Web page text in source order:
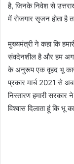
है, जिनके निवेश से
में रोजगार सृजन होता है
मुख्यमंत्री ने कहा कि
संवदेनशील है और हम अगले
के अनुरूप एक वृहद भू
प्रकार मार्च 2021 से
निस्तारण हमारी सरकार
विश्वास दिलाता हूं कि भू